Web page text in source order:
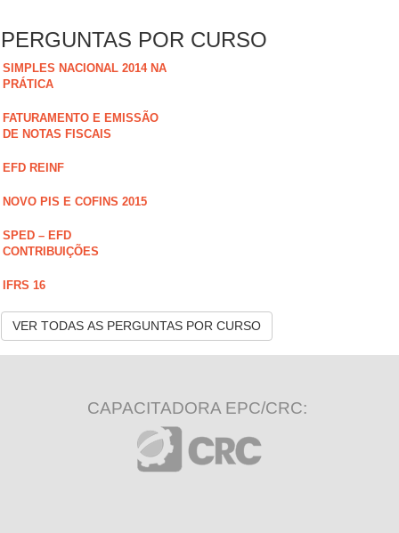
PERGUNTAS POR CURSO
SIMPLES NACIONAL 2014 NA
PRÁTICA
FATURAMENTO E EMISSÃO
DE NOTAS FISCAIS
EFD REINF
NOVO PIS E COFINS 2015
SPED – EFD
CONTRIBUIÇÕES
IFRS 16
VER TODAS AS PERGUNTAS POR CURSO
CAPACITADORA EPC/CRC: